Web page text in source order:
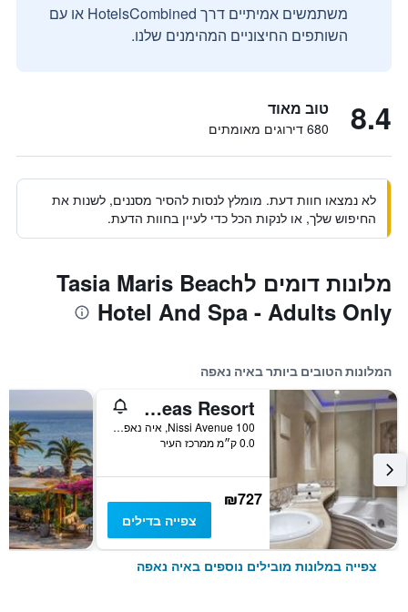
משתמשים אמיתיים דרך HotelsCombined או עם
השותפים החיצוניים המהימנים שלנו.
8.4 טוב מאוד
680 דירוגים מאומתים
לא נמצאו חוות דעת. מומלץ לנסות להסיר מסננים, לשנות את
החיפוש שלך, או לנקות הכל כדי לעיין בחוות הדעת.
מלונות דומים לTasia Maris Beach
Hotel And Spa - Adults Only
המלונות הטובים ביותר באיה נאפה
Atlantica Aeneas Resort
100 Nissi Avenue, איה נאפה, קפריסין
0.0 ק״מ ממרכז העיר
₪727
צפייה בדילים
צפייה במלונות מובילים נוספים באיה נאפה